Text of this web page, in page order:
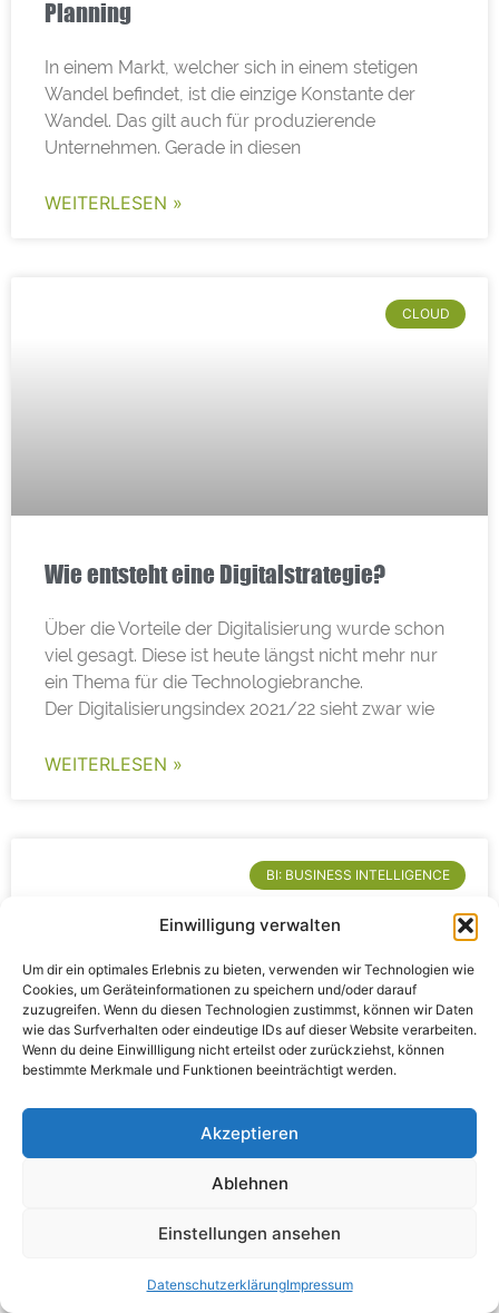
Einwilligung verwalten
Um dir ein optimales Erlebnis zu bieten, verwenden wir Technologien wie
Cookies, um Geräteinformationen zu speichern und/oder darauf
zuzugreifen. Wenn du diesen Technologien zustimmst, können wir Daten
wie das Surfverhalten oder eindeutige IDs auf dieser Website verarbeiten.
Wenn du deine Einwillligung nicht erteilst oder zurückziehst, können
bestimmte Merkmale und Funktionen beeinträchtigt werden.
Akzeptieren
Ablehnen
Einstellungen ansehen
Datenschutz­erklärungImpressum
Planning
In einem Markt, welcher sich in einem stetigen
Wandel befindet, ist die einzige Konstante der
Wandel. Das gilt auch für produzierende
Unternehmen. Gerade in diesen
WEITERLESEN »
CLOUD
Wie entsteht eine Digitalstrategie?
Über die Vorteile der Digitalisierung wurde schon
viel gesagt. Diese ist heute längst nicht mehr nur
ein Thema für die Technologiebranche.
Der Digitalisierungsindex 2021/22 sieht zwar wie
WEITERLESEN »
BI: BUSINESS INTELLIGENCE
Vier Gründe, warum Unternehmen ihre
Software selbst schreiben sollten
Lösungen angewiesen, die ihre spezifischen
Gretchenfrage: Die Software selbst schreiben